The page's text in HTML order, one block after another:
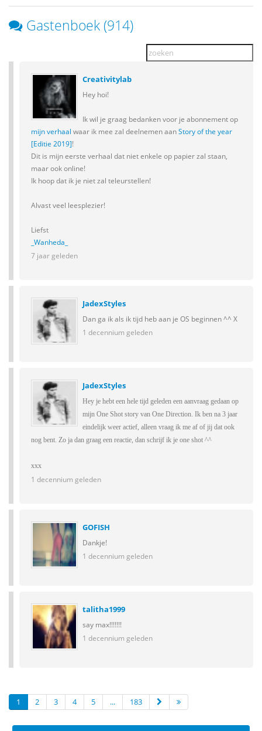
Gastenboek (914)
Creativitylab
Hey hoi!
Ik wil je graag bedanken voor je abonnement op
mijn verhaal waar ik mee zal deelnemen aanStory of the year
[Editie 2019]!
Dit is mijn eerste verhaal dat niet enkele op papier zal staan,
maar ook online!
Ik hoop dat ik je niet zal teleurstellen!
Alvast veel leesplezier!
Liefst
_Wanheda_
7 jaar geleden
JadexStyles
Dan ga ik als ik tijd heb aan je OS beginnen ^^ X
1 decennium geleden
JadexStyles
Hey je hebt een hele tijd geleden een aanvraag gedaan op
mijn One Shot story van One Direction. Ik ben na 3 jaar
eindelijk weer actief, alleen vraag ik me af of jij dat ook
nog bent. Zo ja dan graag een reactie, dan schrijf ik je one shot ^^
xxx
1 decennium geleden
GOFISH
Dankje!
1 decennium geleden
talitha1999
say max!!!!!!!
1 decennium geleden
1 2 3 4 5 ... 183